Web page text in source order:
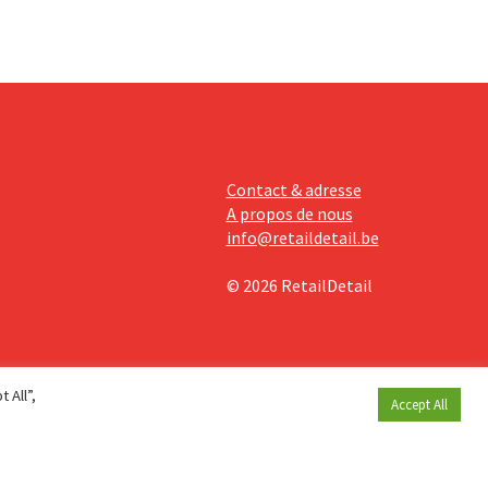
Contact & adresse
A propos de nous
info@retaildetail.be
© 2026 RetailDetail
All”,
Accept All